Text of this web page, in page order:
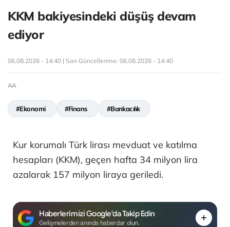
KKM bakiyesindeki düşüş devam
ediyor
06.08.2026 - 14:40 | Son Güncellenme: 06.08.2026 - 14:40
AA
#Ekonomi #Finans #Bankacılık
Kur korumalı Türk lirası mevduat ve katılma
hesapları (KKM), geçen hafta 34 milyon lira
azalarak 157 milyon liraya geriledi.
Haberlerimizi Google'da Takip Edin
Gelişmelerden anında haberdar olun.